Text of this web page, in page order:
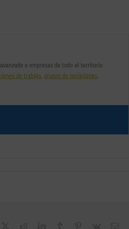
a empresas de todo el territorio
de trabajo, grupos de sociedades,